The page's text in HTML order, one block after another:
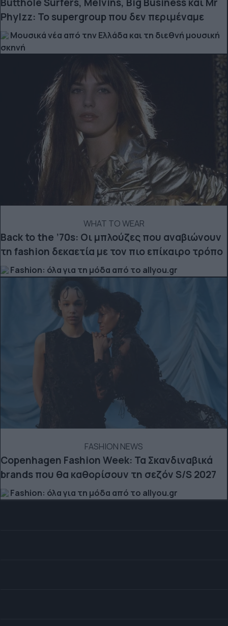
Phylzz: Το supergroup που δεν περιμέναμε
Μουσικά νέα από την Ελλάδα και τη διεθνή μουσική
σκηνή
WHAT TO WEAR
Back to the ’70s: Οι μπλούζες που αναβιώνουν
τη fashion δεκαετία με τον πιο επίκαιρο τρόπο
Fashion: όλα για τη μόδα από το allyou.gr
FASHION NEWS
Copenhagen Fashion Week: Τα Σκανδιναβικά
brands που θα καθορίσουν τη σεζόν S/S 2027
Fashion: όλα για τη μόδα από το allyou.gr